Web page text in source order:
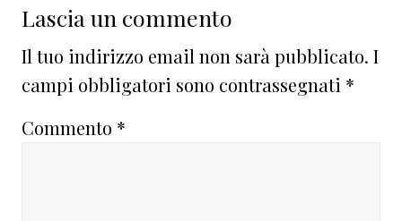
Interazioni
del
lettore
Lascia un commento
Il tuo indirizzo email non sarà pubblicato. I
campi obbligatori sono contrassegnati *
Commento *